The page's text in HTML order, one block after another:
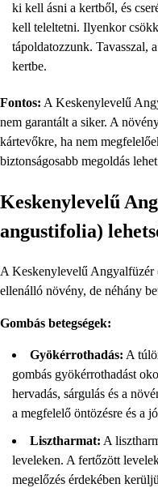
ki kell ásni a kertből, és
kell teleltetni. Ilyenkor
tápoldatozzunk. Tavasszal,
kertbe.
Fontos: A Keskenylevelű
nem garantált a siker. A
kártevőkre, ha nem
biztonságosabb megoldás
Keskenylevelű
angustifolia)
A Keskenylevelű
ellenálló növény, de néhány
Gombás betegségek:
Gyökérrothadás: A
gombás gyökérrothadást
hervadás, sárgulás és a
a megfelelő öntözésre és a
Lisztharmat: A
leveleken. A fertőzött
megelőzés érdekében